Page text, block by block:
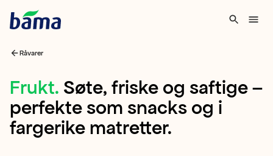
Råvarer
Frukt
Søte,
friske
Frukt. Søte, friske og saftige –
perfekte som snacks og i
fargerike matretter.